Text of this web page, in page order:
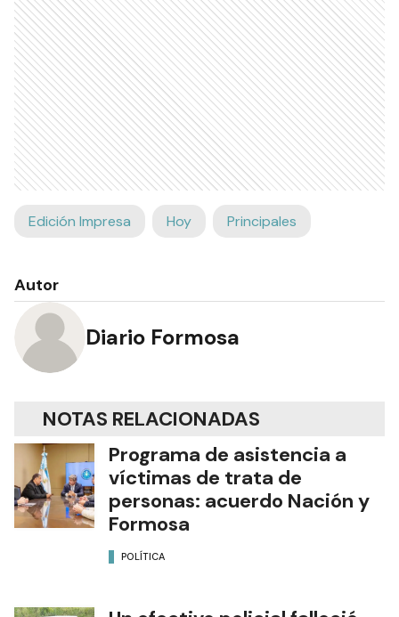
Edición Impresa Hoy Principales
Autor
Diario Formosa
NOTAS RELACIONADAS
Programa de asistencia a
víctimas de trata de
personas: acuerdo Nación y
Formosa
POLÍTICA